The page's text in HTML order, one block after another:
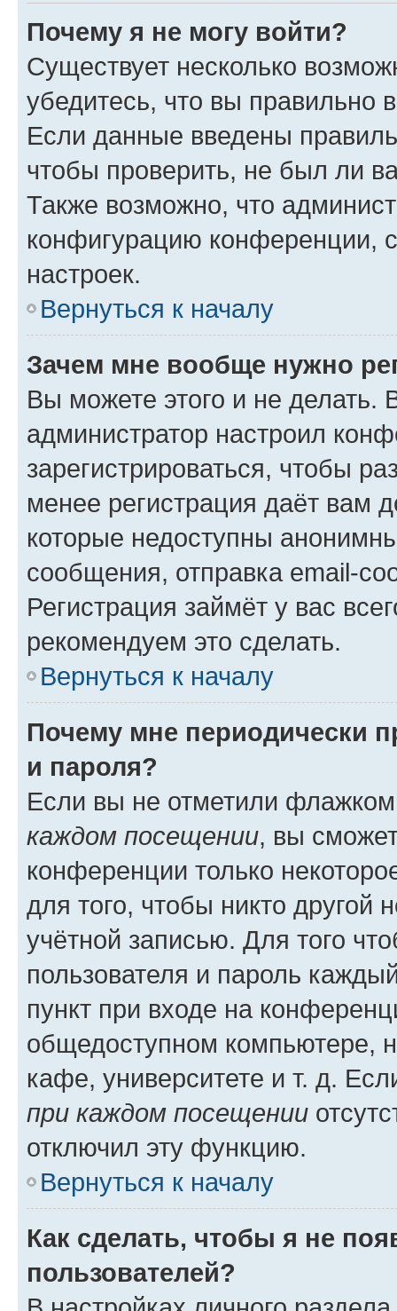
Почему я не могу войти?
Существует несколько
убедитесь, что вы правильно
Если данные введены
чтобы проверить, не был ли
Также возможно, что
конфигурацию конференции,
настроек.
Вернуться к началу
Зачем мне вообще нужно
Вы можете этого и не делать.
администратор настроил
зарегистрироваться, чтобы
менее регистрация даёт вам
которые недоступны
сообщения, отправка email-
Регистрация займёт у вас
рекомендуем это сделать.
Вернуться к началу
Почему мне периодически
и пароля?
Если вы не отметили
каждом посещении, вы
конференции только
для того, чтобы никто другой
учётной записью. Для того
пользователя и пароль
пункт при входе на
общедоступном компьютере,
кафе, университете и т. д.
при каждом посещении
отключил эту функцию.
Вернуться к началу
Как сделать, чтобы я не
пользователей?